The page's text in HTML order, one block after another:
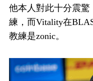
他本人對此十分震
練，而Vitality在
教練是zonic。